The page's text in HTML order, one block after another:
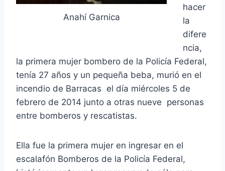
Anahí Garnica
hacer
la
difere
ncia,
la primera mujer bombero de la Policía Federal,
tenía 27 años y un pequeña beba, murió en el
incendio de Barracas el día miércoles 5 de
febrero de 2014 junto a otras nueve personas
entre bomberos y rescatistas.
Ella fue la primera mujer en ingresar en el
escalafón Bomberos de la Policía Federal,